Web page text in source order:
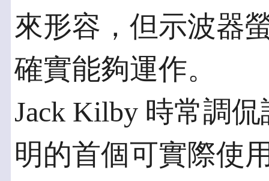
來形容，但示波器
確實能夠運作。
Jack Kilby 時常調
明的首個可實際使